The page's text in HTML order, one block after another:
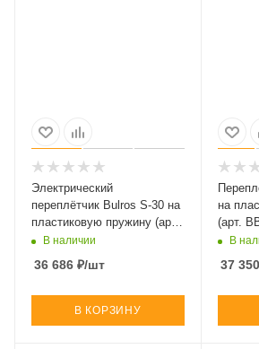
Электрический
переплётчик Bulros S-30 на
пластиковую пружину (арт.
BB-D-PLB-S-30-yes-not-El)
В наличии
36 686 ₽/шт
В КОРЗИНУ
на
(арт.
yes-Ma)
В
37 350